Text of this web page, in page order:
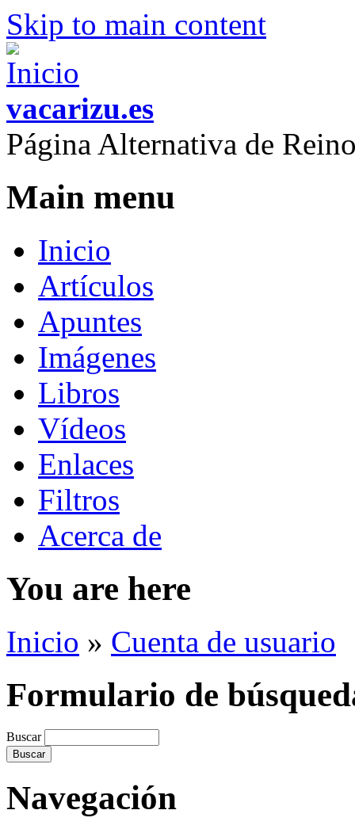
Skip to main content
vacarizu.es
Página Alternativa de
Main menu
Inicio
Artículos
Apuntes
Imágenes
Libros
Vídeos
Enlaces
Filtros
Acerca de
You are here
Inicio » Cuenta de usuario
Formulario de
Buscar
Navegación